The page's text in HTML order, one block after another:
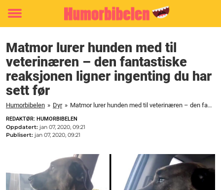
Toggle
Matmor lurer hunden med til
veterinæren – den fantastiske
reaksjonen ligner ingenting du har
sett før
Humorbibelen » Dyr » Matmor lurer hunden med til veterinæren – den fantastiske reaksjonen ligner ingenting du har sett før
REDAKTØR: HUMORBIBELEN
Oppdatert: jan 07, 2020, 09:21
Publisert: jan 07, 2020, 09:21